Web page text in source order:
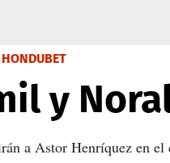
y
a Astor Henríquez en